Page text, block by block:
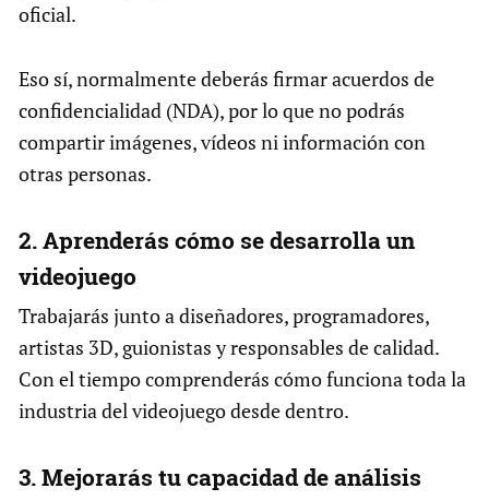
oficial.
Eso sí, normalmente deberás firmar acuerdos de
confidencialidad (NDA), por lo que no podrás
compartir imágenes, vídeos ni información con
otras personas.
2. Aprenderás cómo se desarrolla un
videojuego
Trabajarás junto a diseñadores, programadores,
artistas 3D, guionistas y responsables de calidad.
Con el tiempo comprenderás cómo funciona toda la
industria del videojuego desde dentro.
3. Mejorarás tu capacidad de análisis